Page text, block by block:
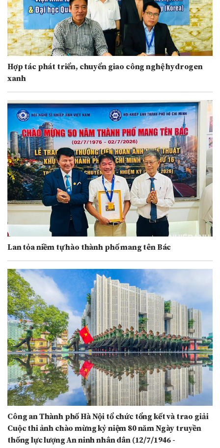
Hợp tác phát triển, chuyển giao công nghệ hydrogen
xanh
Lan tỏa niềm tự hào thành phố mang tên Bác
Công an Thành phố Hà Nội tổ chức tổng kết và trao giải
Cuộc thi ảnh chào mừng kỷ niệm 80 năm Ngày truyền
thống lực lượng An ninh nhân dân (12/7/1946 -